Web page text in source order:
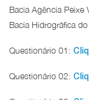
Bacia Agência
Bacia Hidrográfica
Questionário 01:
Questionário 02: